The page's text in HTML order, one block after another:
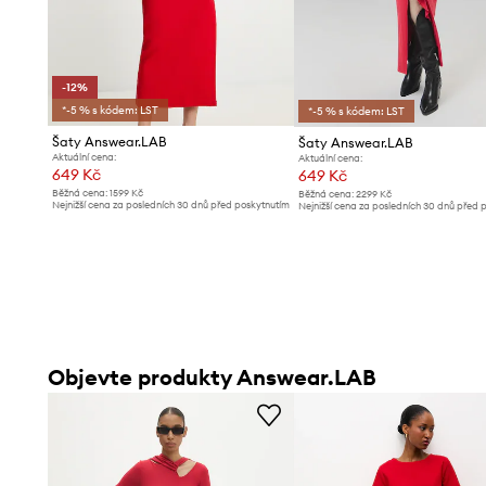
-12%
*-5 % s kódem: LST
Šaty Answear.LAB
Aktuální cena:
649 Kč
Běžná cena: 1599 Kč
Nejnižší cena za posledních 30 dnů před poskytnutím
*-5 % s kódem: LST
Šaty Answear.LAB
Aktuální cena:
649 Kč
Běžná cena:2299 Kč
Nejnižší cena za posledních 30 dnů před
Objevte produkty Answear.LAB